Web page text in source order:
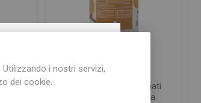
ultime offerte
×
alla
Sali da Bagno Profumati
all'Arancia e Cannella
i nostri servizi,
dei cookie.